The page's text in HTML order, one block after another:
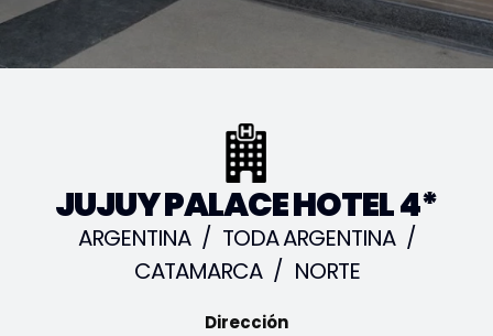
JUJUY PALACE HOTEL 4*
ARGENTINA / TODA ARGENTINA /
CATAMARCA / NORTE
Dirección